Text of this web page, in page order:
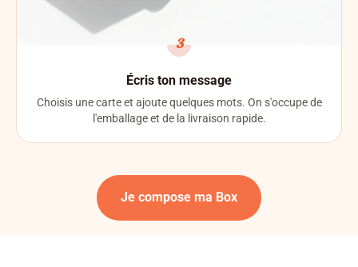
3
Écris ton message
Choisis une carte et ajoute quelques mots. On s'occupe de
l'emballage et de la livraison rapide.
Je compose ma Box